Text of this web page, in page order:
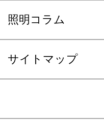
照明コラム
サイトマップ